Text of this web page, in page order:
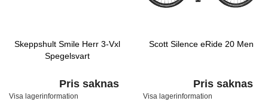
Skeppshult Smile Herr 3-Vxl
Spegelsvart
Pris saknas
Visa lagerinformation
Scott Silence eRide 20 Men
Pris saknas
Visa lagerinformation